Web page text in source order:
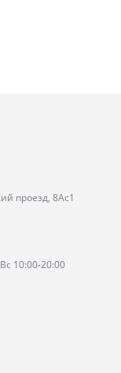
проезд, 8Ас1
10:00-20:00